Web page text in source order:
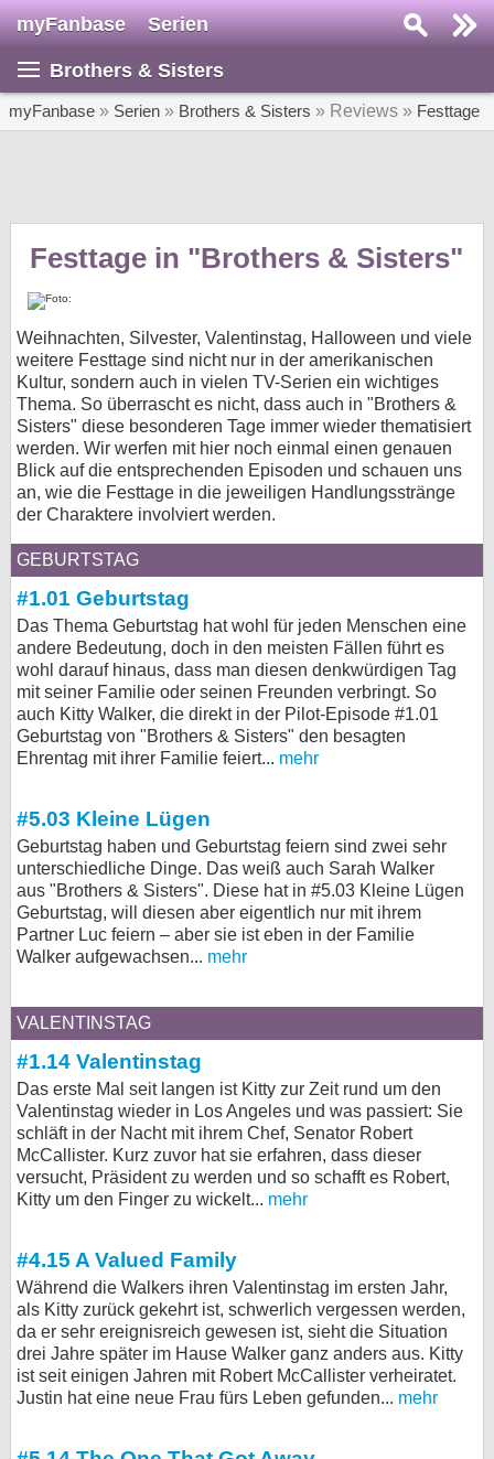
myFanbase Serien
Brothers & Sisters
myFanbase » Serien » Brothers & Sisters » Reviews » Festtage
Festtage in "Brothers & Sisters"
Weihnachten, Silvester, Valentinstag, Halloween und viele
weitere Festtage sind nicht nur in der amerikanischen
Kultur, sondern auch in vielen TV-Serien ein wichtiges
Thema. So überrascht es nicht, dass auch in "Brothers &
Sisters" diese besonderen Tage immer wieder thematisiert
werden. Wir werfen mit hier noch einmal einen genauen
Blick auf die entsprechenden Episoden und schauen uns
an, wie die Festtage in die jeweiligen Handlungsstränge
der Charaktere involviert werden.
GEBURTSTAG
#1.01 Geburtstag
Das Thema Geburtstag hat wohl für jeden Menschen eine
andere Bedeutung, doch in den meisten Fällen führt es
wohl darauf hinaus, dass man diesen denkwürdigen Tag
mit seiner Familie oder seinen Freunden verbringt. So
auch Kitty Walker, die direkt in der Pilot-Episode #1.01
Geburtstag von "Brothers & Sisters" den besagten
Ehrentag mit ihrer Familie feiert... mehr
#5.03 Kleine Lügen
Geburtstag haben und Geburtstag feiern sind zwei sehr
unterschiedliche Dinge. Das weiß auch Sarah Walker
aus "Brothers & Sisters". Diese hat in #5.03 Kleine Lügen
Geburtstag, will diesen aber eigentlich nur mit ihrem
Partner Luc feiern – aber sie ist eben in der Familie
Walker aufgewachsen... mehr
VALENTINSTAG
#1.14 Valentinstag
Das erste Mal seit langen ist Kitty zur Zeit rund um den
Valentinstag wieder in Los Angeles und was passiert: Sie
schläft in der Nacht mit ihrem Chef, Senator Robert
McCallister. Kurz zuvor hat sie erfahren, dass dieser
versucht, Präsident zu werden und so schafft es Robert,
Kitty um den Finger zu wickelt... mehr
#4.15 A Valued Family
Während die Walkers ihren Valentinstag im ersten Jahr,
als Kitty zurück gekehrt ist, schwerlich vergessen werden,
da er sehr ereignisreich gewesen ist, sieht die Situation
drei Jahre später im Hause Walker ganz anders aus. Kitty
ist seit einigen Jahren mit Robert McCallister verheiratet.
Justin hat eine neue Frau fürs Leben gefunden... mehr
Serie suchen...
Home
SERIEN
Specials
SERVICE
Gewinnspiele
Forum
bei X
Kontakt
Nutzungsbedingungen
Datenschutz
Desktop-Ansicht
myFanbase